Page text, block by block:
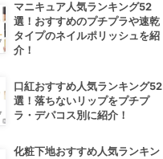
マニキュア人気ランキング52
選！おすすめのプチプラや速乾
タイプのネイルポリッシュを紹
介！
口紅おすすめ人気ランキング52
選！落ちないリップをプチプ
ラ・デパコス別に紹介！
化粧下地おすすめ人気ランキン